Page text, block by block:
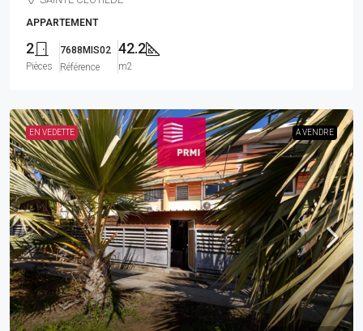
APPARTEMENT
2
Pièces
7688MIS02
Référence
42.2
m2
EN VEDETTE A VENDRE